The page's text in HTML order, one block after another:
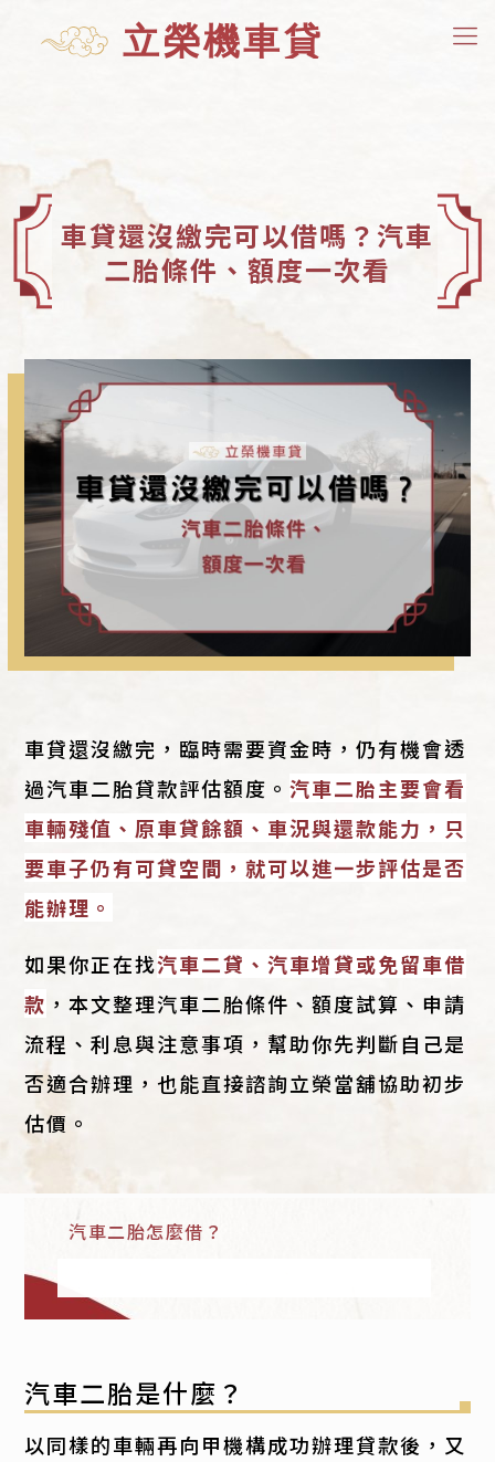
車貸還沒繳完可以借嗎？汽車
二胎條件、額度一次看
車貸還沒繳完，臨時需要資金時，仍有機會透
過汽車二胎貸款評估額度。汽車二胎主要會看
車輛殘值、原車貸餘額、車況與還款能力，只
要車子仍有可貸空間，就可以進一步評估是否
能辦理。
如果你正在找汽車二貸、汽車增貸或免留車借
款 ，本文整理汽車二胎條件、額度試算、申請
流程、利息與注意事項，幫助你先判斷自己是
否適合辦理，也能直接諮詢立榮當舖協助初步
估價。
汽車二胎怎麼借？
汽車二胎是什麼？
以同樣的車輛再向甲機構成功辦理貸款後，又